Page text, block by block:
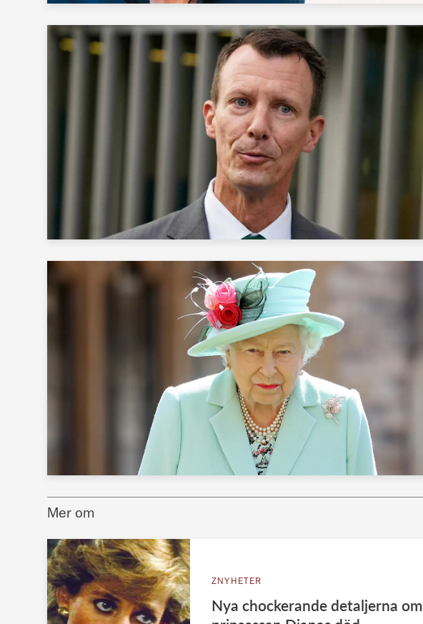
Mer om
ZNYHETER
Nya chockerande detaljerna om